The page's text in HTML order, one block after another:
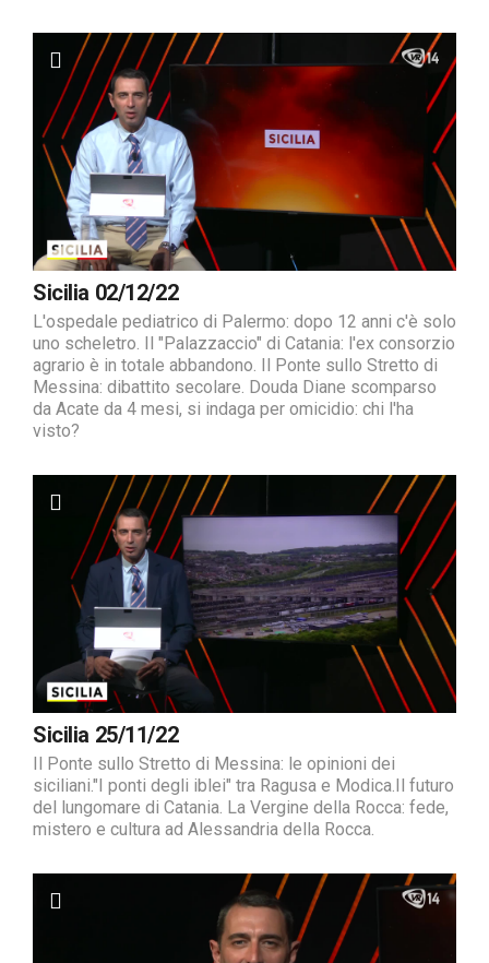
Sicilia 02/12/22
L'ospedale pediatrico di Palermo: dopo 12 anni c'è solo
uno scheletro. Il "Palazzaccio" di Catania: l'ex consorzio
agrario è in totale abbandono. Il Ponte sullo Stretto di
Messina: dibattito secolare. Douda Diane scomparso
da Acate da 4 mesi, si indaga per omicidio: chi l'ha
visto?
Sicilia 25/11/22
Il Ponte sullo Stretto di Messina: le opinioni dei
siciliani."I ponti degli iblei" tra Ragusa e Modica.Il futuro
del lungomare di Catania. La Vergine della Rocca: fede,
mistero e cultura ad Alessandria della Rocca.